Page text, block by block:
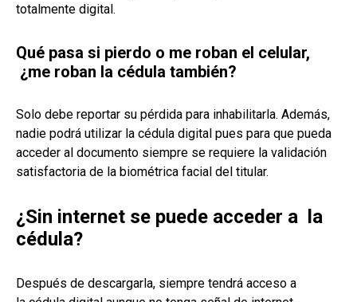
totalmente digital.
Qué pasa si pierdo o me roban el celular,
¿me roban la cédula también?
Solo debe reportar su pérdida para inhabilitarla. Además,
nadie podrá utilizar la cédula digital pues para que pueda
acceder al documento siempre se requiere la validación
satisfactoria de la biométrica facial del titular.
¿Sin internet se puede acceder a la
cédula?
Después de descargarla, siempre tendrá acceso a